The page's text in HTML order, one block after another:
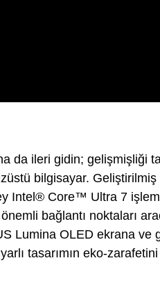
da ileri gidin; gelişmişliği
bilgisayar.
Intel® Core™ Ultra 7
bağlantı noktaları
Lumina OLED ekrana ve
tasarımın eko-